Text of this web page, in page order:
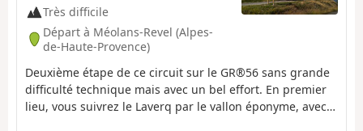
Très difficile
Départ à Méolans-Revel (Alpes-
de-Haute-Provence)
Deuxième étape de ce circuit sur le GR®56 sans grande
difficulté technique mais avec un bel effort. En premier
lieu, vous suivrez le Laverq par le vallon éponyme, avec